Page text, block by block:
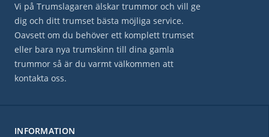
Vi på Trumslagaren älskar trummor och vill ge
dig och ditt trumset bästa möjliga service.
Oavsett om du behöver ett komplett trumset
eller bara nya trumskinn till dina gamla
trummor så är du varmt välkommen att
kontakta oss.
INFORMATION